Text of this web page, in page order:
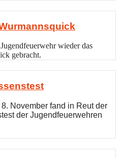
wieder das
gebracht.
November fand in Reut der
der Jugendfeuerwehren